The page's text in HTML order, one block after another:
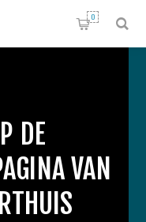
0
DE
VAN